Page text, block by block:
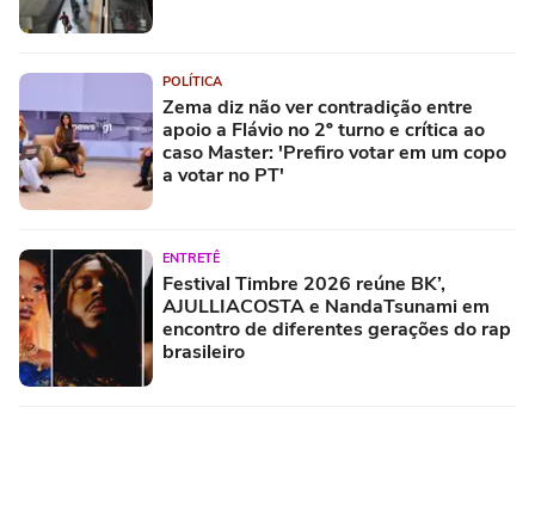
POLÍTICA
Zema diz não ver contradição entre
apoio a Flávio no 2º turno e crítica ao
caso Master: 'Prefiro votar em um copo
a votar no PT'
ENTRETÊ
Festival Timbre 2026 reúne BK’,
AJULLIACOSTA e NandaTsunami em
encontro de diferentes gerações do rap
brasileiro